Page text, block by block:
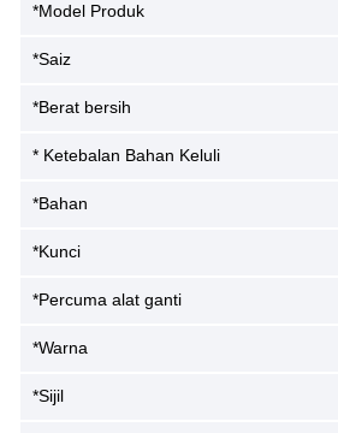
*Model Produk
*Saiz
*Berat bersih
* Ketebalan Bahan Keluli
*Bahan
*Kunci
*Percuma alat ganti
*Warna
*Sijil